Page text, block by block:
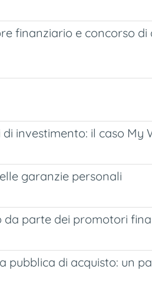
finanziario e concorso di
investimento: il caso My
garanzie personali
da parte dei promotori
di acquisto: un